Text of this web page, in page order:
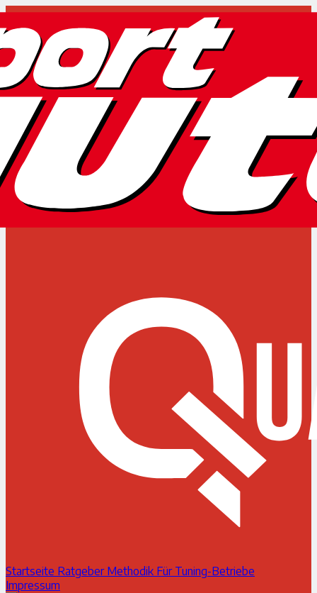
Startseite Ratgeber Methodik Für Tuning-Betriebe
Impressum